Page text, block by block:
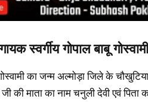
स्वर्गीय गोपाल बाबू
गोस्वामी का जन्म अल्मोड़ा जिले के
जी की माता का नाम चनुली देवी एवं पिता